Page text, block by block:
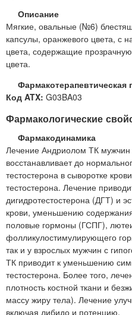
Описание
Мягкие, овальные (№6)
капсулы, оранжевого цвета, с
цвета, содержащие
цвета.
Фармакотерапевтическая
Код ATX: G03BA03
Фармакологические
Фармакодинамика
Лечение Андриолом ТК мужчин
восстанавливает до
тестостерона в сыворотке
тестостерона. Лечение
дигидротестостерона (ДГТ) и
крови, уменьшению
половые гормоны (ГСПГ),
фолликулостимулирующего
так и у взрослых мужчин с
ТК приводит к уменьшению
тестостерона. Более того,
плотность костной ткани и
массу жиру тела). Лечение
включая либидо и потенцию.